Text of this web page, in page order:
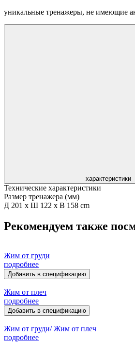
уникальные тренажеры, не имеющие
характеристики
Технические характеристики
Размер тренажера (мм)
Д 201 x Ш 122 x В 158 cm
Рекомендуем также
Жим от груди
подробнее
Добавить в спецификацию
Жим от плеч
подробнее
Добавить в спецификацию
Жим от груди/ Жим от плеч
подробнее